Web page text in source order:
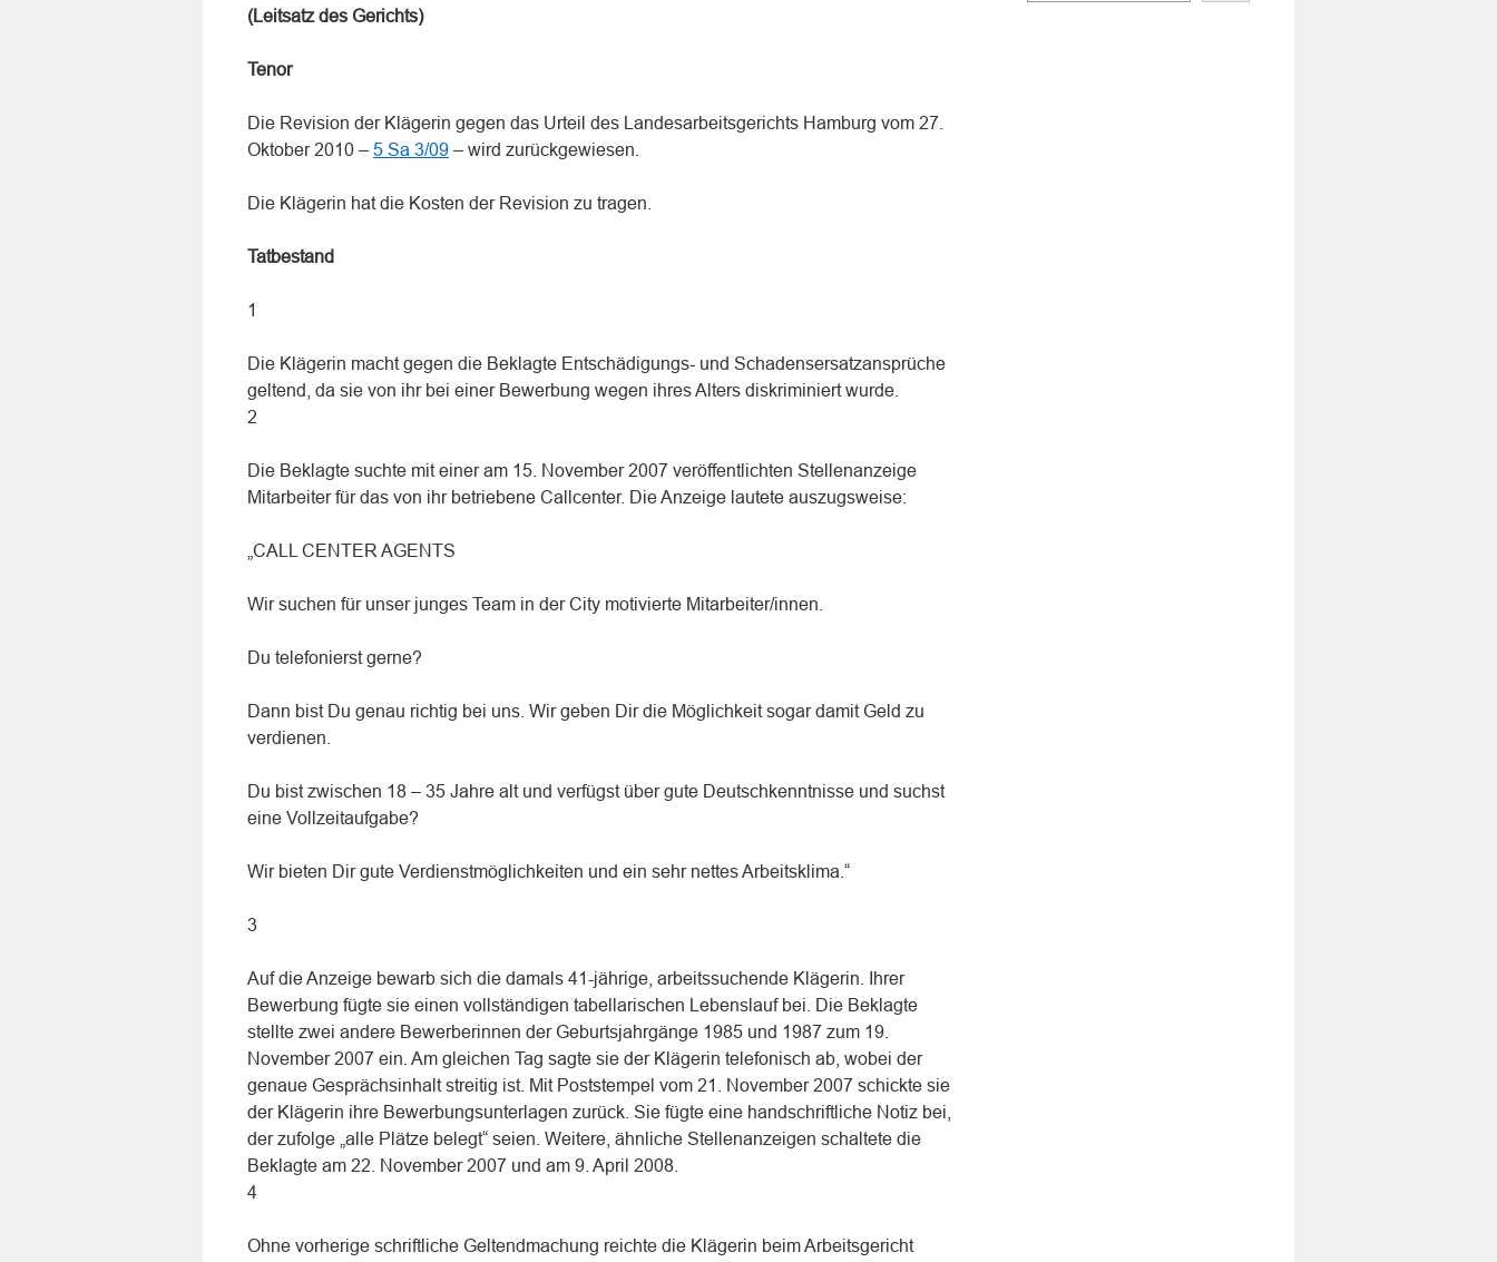
(Leitsatz des Gerichts)
Tenor
Die Revision der Klägerin gegen das Urteil des Landesarbeitsgerichts Hamburg vom 27.
Oktober 2010 – 5 Sa 3/09 – wird zurückgewiesen.
Die Klägerin hat die Kosten der Revision zu tragen.
Tatbestand
1
Die Klägerin macht gegen die Beklagte Entschädigungs- und Schadensersatzansprüche
geltend, da sie von ihr bei einer Bewerbung wegen ihres Alters diskriminiert wurde.
2
Die Beklagte suchte mit einer am 15. November 2007 veröffentlichten Stellenanzeige
Mitarbeiter für das von ihr betriebene Callcenter. Die Anzeige lautete auszugsweise:
„CALL CENTER AGENTS
Wir suchen für unser junges Team in der City motivierte Mitarbeiter/innen.
Du telefonierst gerne?
Dann bist Du genau richtig bei uns. Wir geben Dir die Möglichkeit sogar damit Geld zu
verdienen.
Du bist zwischen 18 – 35 Jahre alt und verfügst über gute Deutschkenntnisse und suchst
eine Vollzeitaufgabe?
Wir bieten Dir gute Verdienstmöglichkeiten und ein sehr nettes Arbeitsklima.“
3
Auf die Anzeige bewarb sich die damals 41-jährige, arbeitssuchende Klägerin. Ihrer
Bewerbung fügte sie einen vollständigen tabellarischen Lebenslauf bei. Die Beklagte
stellte zwei andere Bewerberinnen der Geburtsjahrgänge 1985 und 1987 zum 19.
November 2007 ein. Am gleichen Tag sagte sie der Klägerin telefonisch ab, wobei der
genaue Gesprächsinhalt streitig ist. Mit Poststempel vom 21. November 2007 schickte sie
der Klägerin ihre Bewerbungsunterlagen zurück. Sie fügte eine handschriftliche Notiz bei,
der zufolge „alle Plätze belegt“ seien. Weitere, ähnliche Stellenanzeigen schaltete die
Beklagte am 22. November 2007 und am 9. April 2008.
4
Ohne vorherige schriftliche Geltendmachung reichte die Klägerin beim Arbeitsgericht